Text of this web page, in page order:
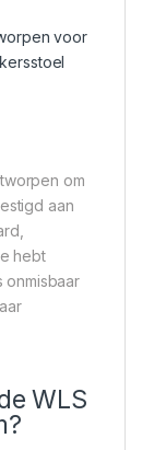
voor
om
aan
hebt
onmisbaar
WLS